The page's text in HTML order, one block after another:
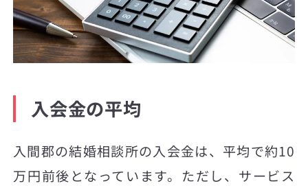
入会金の平均
入間郡の結婚相談所の入会金は、平均で約10
万円前後となっています。ただし、サービス